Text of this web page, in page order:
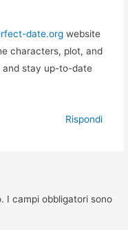
date.orgwebsite
characters, plot, and
and stay up-to-date
Rispondi
I campi obbligatori sono